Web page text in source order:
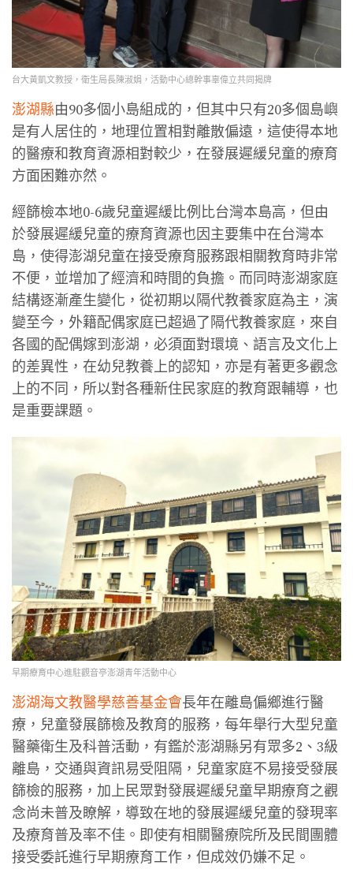
台大黃凱文教授，衛生局長陳淑娟，活動中心總幹事辜偉立共同揭牌
澎湖縣由90多個小島組成的，但其中只有20多個島嶼
是有人居住的，地理位置相對離散偏遠，這使得本地
的醫療和教育資源相對較少，在發展遲緩兒童的療育
方面困難亦然。
經篩檢本地0-6歲兒童遲緩比例比台灣本島高，但由
於發展遲緩兒童的療育資源也因主要集中在台灣本
島，使得澎湖兒童在接受療育服務跟相關教育時非常
不便，並增加了經濟和時間的負擔。而同時澎湖家庭
結構逐漸產生變化，從初期以隔代教養家庭為主，演
變至今，外籍配偶家庭已超過了隔代教養家庭，來自
各國的配偶嫁到澎湖，必須面對環境、語言及文化上
的差異性，在幼兒教養上的認知，亦是有著更多觀念
上的不同，所以對各種新住民家庭的教育跟輔導，也
是重要課題。
早期療育中心進駐觀音亭澎湖青年活動中心
澎湖海文教醫學慈善基金會長年在離島偏鄉進行醫
療，兒童發展篩檢及教育的服務，每年舉行大型兒童
醫藥衛生及科普活動，有鑑於澎湖縣另有眾多2、3級
離島，交通與資訊易受阻隔，兒童家庭不易接受發展
篩檢的服務，加上民眾對發展遲緩兒童早期療育之觀
念尚未普及瞭解，導致在地的發展遲緩兒童的發現率
及療育普及率不佳。即使有相關醫療院所及民間團體
接受委託進行早期療育工作，但成效仍嫌不足。